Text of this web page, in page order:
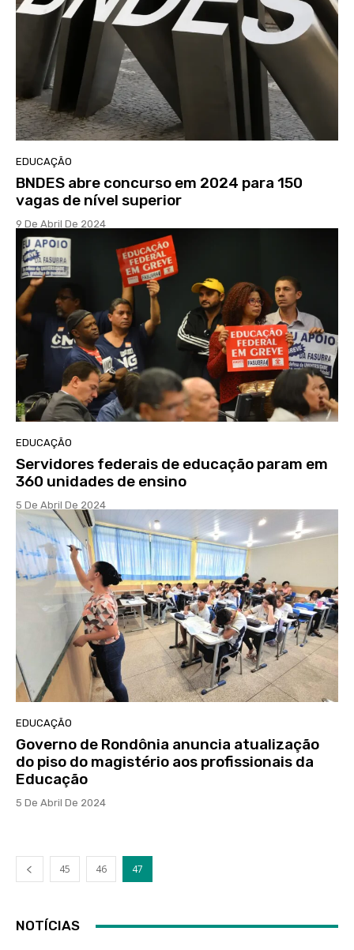
EDUCAÇÃO
BNDES abre concurso em 2024 para 150
vagas de nível superior
9 De Abril De 2024
EDUCAÇÃO
Servidores federais de educação param em
360 unidades de ensino
5 De Abril De 2024
EDUCAÇÃO
Governo de Rondônia anuncia atualização
do piso do magistério aos profissionais da
Educação
5 De Abril De 2024
45 46 47
NOTÍCIAS